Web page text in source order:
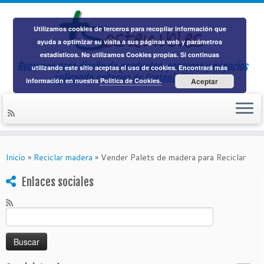
Recursos para diseño de productos, procesos y negocios
aplicandocriterios de Sostenibilidad
Inicio » Reciclar madera » Vender Palets de madera para Reciclar
Enlaces sociales
Utilizamos cookies de terceros para recopilar información que
ayuda a optimizar su visita a sus páginas web y parámetros
estadísticos. No utilizamos Cookies propias. Si continuas
utilizando este sitio aceptas el uso de cookies. Encontrará más
información en nuestraPolítica de Cookies. Aceptar